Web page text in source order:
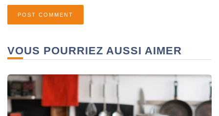
VOUS POURRIEZ AUSSI AIMER